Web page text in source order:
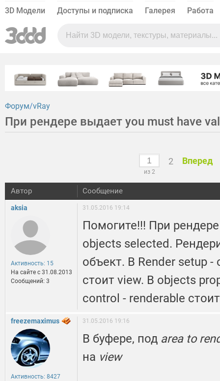
3D Модели Доступы и подписка Галерея Работа
Форум vRay
При рендере выдает you must have
из 2
2 Вперед
Автор Сообщение
aksia
Активность: 15
На сайте c 31.08.2013
Сообщений: 3
31.05.2016 19:14
Помогите!!! При
objects selected.
объект. В Render setup
стоит view. В objects
control - renderable
freezemaximus
Активность: 8427
31.05.2016 19:16
В буфере, под area to
на view